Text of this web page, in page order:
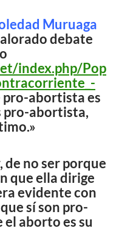
Muruaga
debate
index.php/Pop
pro-abortista es
pro-abortista,
no ser porque
que ella dirige
evidente con
sí son pro-
el aborto es su